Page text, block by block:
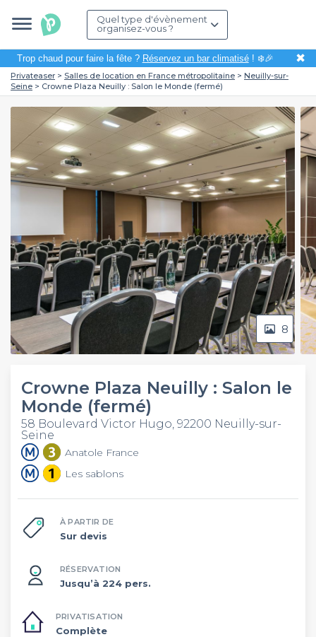
Quel type d'évènement
organisez-vous ?
Trop chaud pour faire la fête ? Réservez un bar climatisé! ❄️🎉 ✖
Privateaser Salles de location en France métropolitaine
Neuilly-sur-
Seine
Crowne Plaza Neuilly : Salon le Monde (fermé)
8
Crowne Plaza Neuilly : Salon le
Monde (fermé)
58 Boulevard Victor Hugo, 92200 Neuilly-sur-
Seine
Anatole France
Les sablons
À PARTIR DE
Sur devis
RÉSERVATION
Jusqu’à 224 pers.
PRIVATISATION
Complète